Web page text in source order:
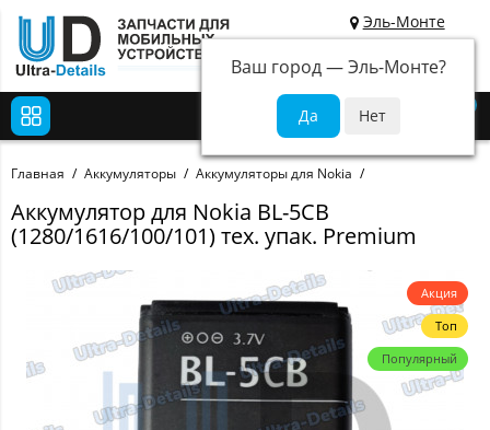
Эль-Монте
Ваш город —Эль-Монте?
Главная Аккумуляторы Аккумуляторы для Nokia
Аккумулятор для Nokia BL-5CB
(1280/1616/100/101) тех. упак. Premium
Акция
Топ
Популярный